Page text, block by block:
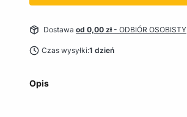
Dostawa od 0,00 zł- ODBIÓR OSOBISTY
Czas wysyłki:1 dzień
Opis